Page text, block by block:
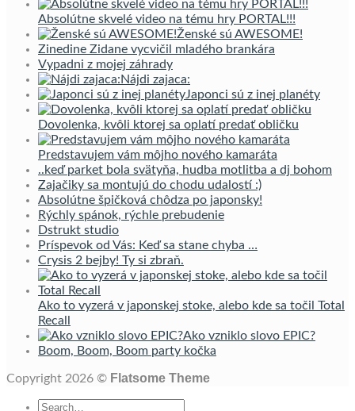
Absolútne skvelé video na tému hry PORTAL!!!
Ženské sú AWESOME!
Zinedine Zidane vycvičil mladého brankára
Vypadni z mojej záhrady
Nájdi zajaca:
Japonci sú z inej planéty
Dovolenka, kvôli ktorej sa oplatí predať obličku
Predstavujem vám môjho nového kamaráta
..keď parket bola svätyňa, hudba motlitba a dj bohom
Zajačiky sa montujú do chodu udalostí :)
Absolútne špičková chôdza po japonsky!
Rýchly spánok, rýchle prebudenie
Dstrukt studio
Príspevok od Vás: Keď sa stane chyba …
Crysis 2 bejby! Ty si zbraň.
Ako to vyzerá v japonskej stoke, alebo kde sa točil Total
Recall
Ako vzniklo slovo EPIC?
Boom, Boom, Boom party kočka
Copyright 2026 © Flatsome Theme